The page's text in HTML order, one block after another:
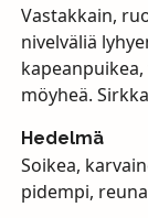
Vastakkain,
nivelväliä
möyheä.
Hedelmä
Soikea,
pidempi,